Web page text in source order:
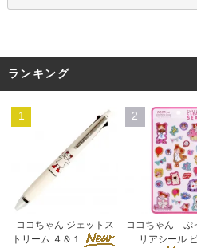
ランキング
1
ココちゃん ジェットス
トリーム ４＆１
2
ココちゃん ぷ
リアシール